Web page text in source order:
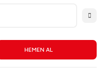
HEMEN AL